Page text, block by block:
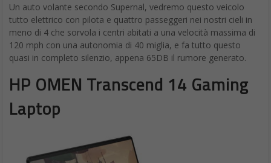
Un auto volante secondo Supernal, vedremo questo veicolo
tutto elettrico con pilota e quattro passeggeri nei nostri cieli in
meno di 4 che sorvola i centri abitati a una velocità massima di
120 mph con una autonomia di 40 miglia, e fa tutto questo
quasi in completo silenzio, appena 65DB il rumore generato.
HP OMEN Transcend 14 Gaming
Laptop